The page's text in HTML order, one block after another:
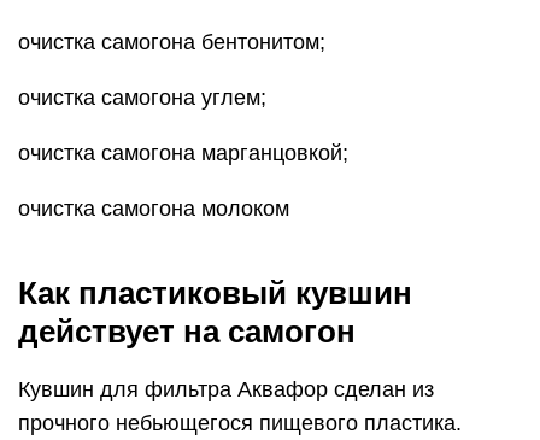
очистка самогона бентонитом;
очистка самогона углем;
очистка самогона марганцовкой;
очистка самогона молоком
Как пластиковый кувшин
действует на самогон
Кувшин для фильтра Аквафор сделан из
прочного небьющегося пищевого пластика.